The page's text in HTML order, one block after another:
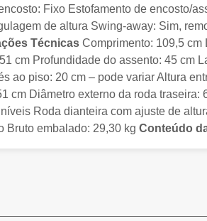
Fixo Estofamento de encosto/
de altura Swing-away: Sim,
Técnicas Comprimento: 109,5 cm
cm Profundidade do assento: 45 cm
ao piso: 20 cm – pode variar Altura
Diâmetro externo da roda traseira:
Roda dianteira com ajuste de
Bruto embalado: 29,30 kg Conteúdo